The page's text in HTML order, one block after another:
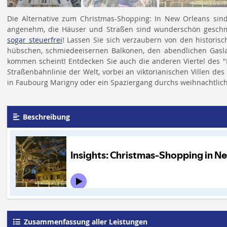
Die Alternative zum Christmas-Shopping: In New Orleans
angenehm, die Häuser und Straßen sind wunderschön
sogar steuerfrei! Lassen Sie sich verzaubern von den
hübschen, schmiedeeisernen Balkonen, den abendlichen
kommen scheint! Entdecken Sie auch die anderen Viertel des
Straßenbahnlinie der Welt, vorbei an viktorianischen Villen
in Faubourg Marigny oder ein Spaziergang durchs
Beschreibung
Zusammenfassung aller Leistungen